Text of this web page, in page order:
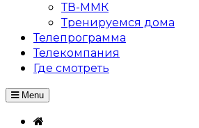
ТВ-ММК
Тренируемся дома
Телепрограмма
Телекомпания
Где смотреть
Menu